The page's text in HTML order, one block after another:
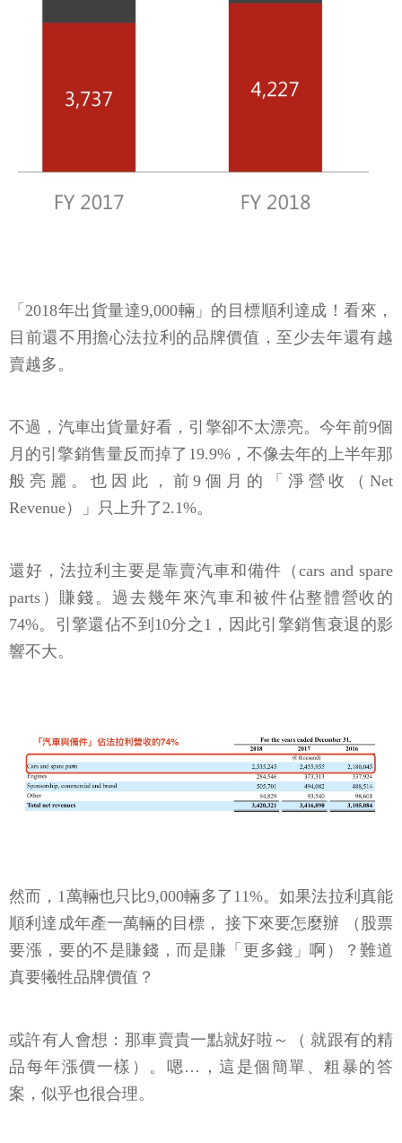
「2018年出貨量達9,000輛」的目標順利達成！看來，
目前還不用擔心法拉利的品牌價值，至少去年還有越
賣越多。
不過，汽車出貨量好看，引擎卻不太漂亮。今年前9個
月的引擎銷售量反而掉了19.9%，不像去年的上半年那
般亮麗。也因此，前9個月的「淨營收（Net
Revenue）」只上升了2.1%。
還好，法拉利主要是靠賣汽車和備件（cars and spare
parts）賺錢。過去幾年來汽車和被件佔整體營收的
74%。引擎還佔不到10分之1，因此引擎銷售衰退的影
響不大。
然而，1萬輛也只比9,000輛多了11%。如果法拉利真能
順利達成年產一萬輛的目標， 接下來要怎麼辦 （股票
要漲，要的不是賺錢，而是賺「更多錢」啊）？難道
真要犧牲品牌價值？
或許有人會想：那車賣貴一點就好啦～（ 就跟有的精
品每年漲價一樣）。嗯…，這是個簡單、粗暴的答
案，似乎也很合理。